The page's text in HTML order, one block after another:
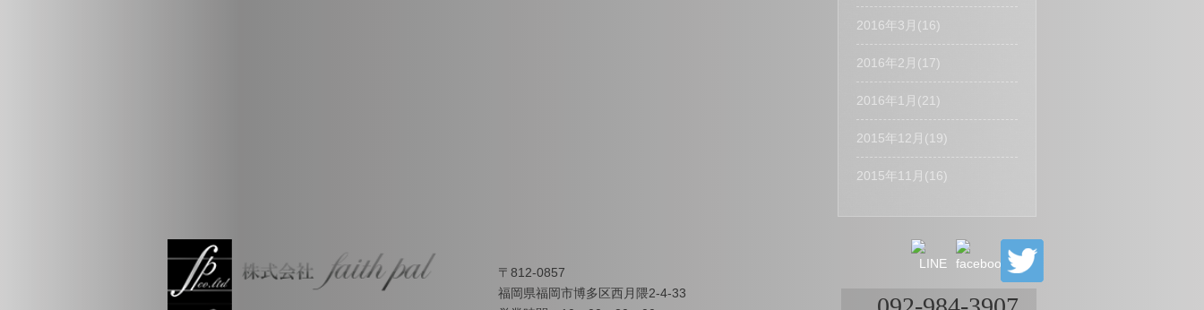
2016年3月(16)
2016年2月(17)
2016年1月(21)
2015年12月(19)
2015年11月(16)
〒812-0857
福岡県福岡市博多区西月隈2-4-33